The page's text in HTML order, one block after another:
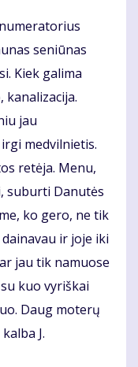
seniūnas
Kiek galima
kanalizacija.
jau
medvilnietis.
retėja. Menu,
suburti Danutės
ko gero, ne tik
dainavau ir joje iki
jau tik namuose
kuo vyriškai
Daug moterų
J.